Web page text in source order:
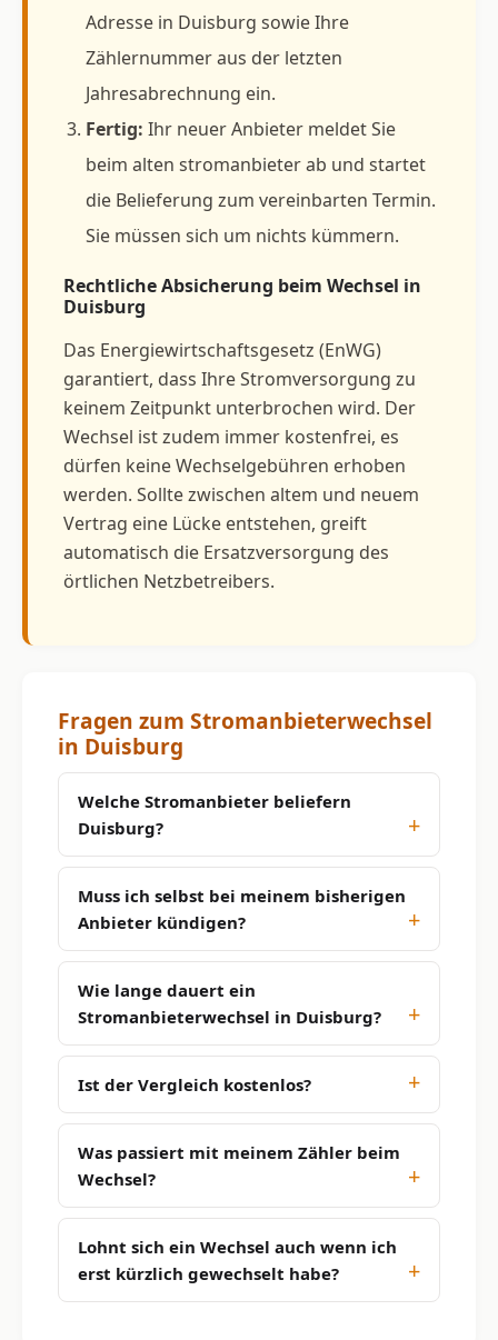
Adresse in Duisburg sowie Ihre
Zählernummer aus der letzten
Jahresabrechnung ein.
Fertig: Ihr neuer Anbieter meldet Sie
beim alten stromanbieter ab und startet
die Belieferung zum vereinbarten Termin.
Sie müssen sich um nichts kümmern.
Rechtliche Absicherung beim Wechsel in
Duisburg
Das Energiewirtschaftsgesetz (EnWG)
garantiert, dass Ihre Stromversorgung zu
keinem Zeitpunkt unterbrochen wird. Der
Wechsel ist zudem immer kostenfrei, es
dürfen keine Wechselgebühren erhoben
werden. Sollte zwischen altem und neuem
Vertrag eine Lücke entstehen, greift
automatisch die Ersatzversorgung des
örtlichen Netzbetreibers.
Fragen zum Stromanbieterwechsel
in Duisburg
Welche Stromanbieter beliefern
Duisburg?
Muss ich selbst bei meinem bisherigen
Anbieter kündigen?
Wie lange dauert ein
Stromanbieterwechsel in Duisburg?
Ist der Vergleich kostenlos?
Was passiert mit meinem Zähler beim
Wechsel?
Lohnt sich ein Wechsel auch wenn ich
erst kürzlich gewechselt habe?